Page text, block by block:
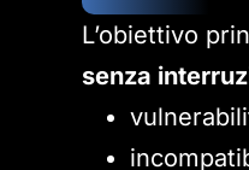
L’obiettivo
senza